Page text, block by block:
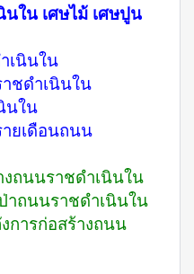
ใน เศษไม้ เศษปูน
เนินใน
ชดำเนินใน
นใน
ยเดือนถนน
ถนนราชดำเนินใน
าถนนราชดำเนินใน
การก่อสร้างถนน